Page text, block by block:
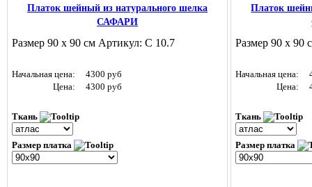
Платок шейный из натурального шелка
САФАРИ
Размер 90 х 90 см Артикул: С 10.7
Начальная цена:
4300 руб
Цена:
4300 руб
Ткань
Размер платка
Платок
Размер 90 х 90
Начальная цена:
Цена:
Ткань
Размер платка